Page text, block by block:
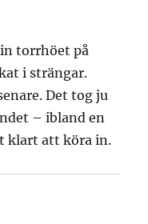
torrhöet på
i strängar.
Det tog ju
– ibland en
klart att köra in.